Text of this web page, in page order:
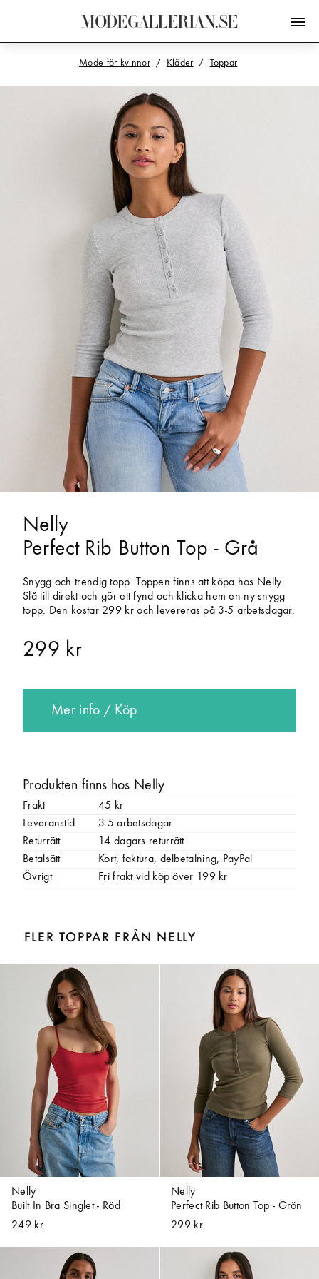
MODEGALLERIAN.SE
Mode för kvinnor Kläder Toppar
Nelly
Perfect Rib Button Top - Grå
Snygg och trendig topp. Toppen finns att köpa hos Nelly.
Slå till direkt och gör ett fynd och klicka hem en ny snygg
topp. Den kostar 299 kr och levereras på 3-5 arbetsdagar.
299 kr
Mer info / Köp
Produkten finns hos Nelly
Frakt
45 kr
Leveranstid
3-5 arbetsdagar
Returrätt
14 dagars returrätt
Betalsätt
Kort, faktura, delbetalning, PayPal
Övrigt
Fri frakt vid köp över 199 kr
FLER TOPPAR FRÅN NELLY
Nelly
Built In Bra Singlet - Röd
249 kr
Nelly
Perfect Rib Button Top - Grön
299 kr